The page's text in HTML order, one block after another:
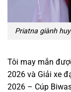
Priatna giành
Tôi may mắn
2026 và Giải xe
2026 – Cúp